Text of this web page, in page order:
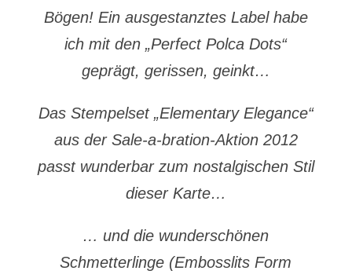
Bögen! Ein ausgestanztes Label habe
ich mit den „Perfect Polca Dots“
geprägt, gerissen, geinkt…
Das Stempelset „Elementary Elegance“
aus der Sale-a-bration-Aktion 2012
passt wunderbar zum nostalgischen Stil
dieser Karte…
… und die wunderschönen
Schmetterlinge (Embosslits Form